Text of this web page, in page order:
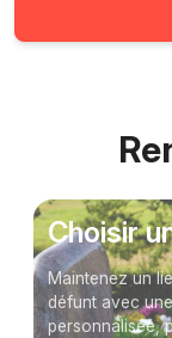
Choisir
Maintenez un
défunt avec
personnalisée,